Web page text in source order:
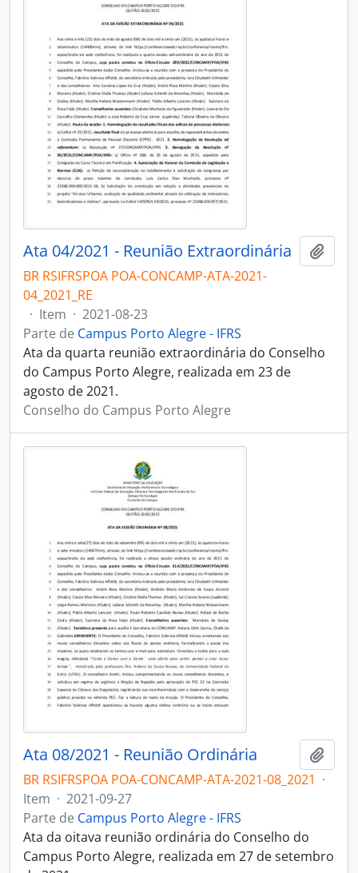
Ata 04/2021 - Reunião Extraordinária
BR RSIFRSPOA POA-CONCAMP-ATA-2021-
04_2021_RE
· Item · 2021-08-23
Parte de Campus Porto Alegre - IFRS
Ata da quarta reunião extraordinária do Conselho
do Campus Porto Alegre, realizada em 23 de
agosto de 2021.
Conselho do Campus Porto Alegre
Ata 08/2021 - Reunião Ordinária
BR RSIFRSPOA POA-CONCAMP-ATA-2021-08_2021 ·
Item · 2021-09-27
Parte de Campus Porto Alegre - IFRS
Ata da oitava reunião ordinária do Conselho do
Campus Porto Alegre, realizada em 27 de setembro